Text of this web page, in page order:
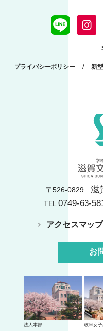
プライバシーポリシー / 新
〒526-0829 滋
TEL 0749-63-
アクセスマップ
お
法人本部 岐阜女